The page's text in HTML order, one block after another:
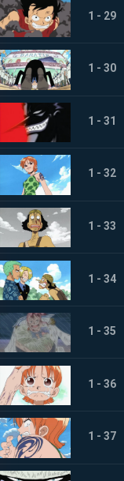
1 - 29
1 - 30
1 - 31
1 - 32
1 - 33
1 - 34
1 - 35
1 - 36
1 - 37